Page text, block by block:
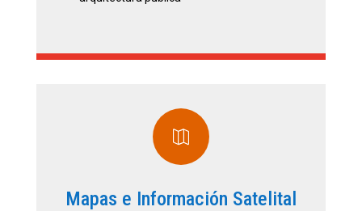

Mapas e Información Satelital